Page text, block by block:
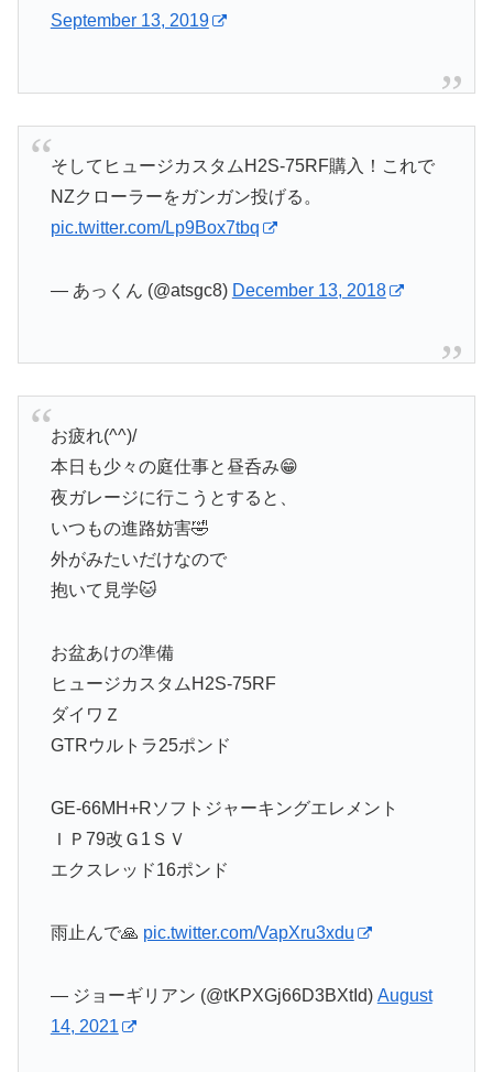
September 13, 2019
そしてヒュージカスタムH2S-75RF購入！これで
NZクローラーをガンガン投げる。
pic.twitter.com/Lp9Box7tbq
— あっくん (@atsgc8) December 13, 2018
お疲れ(^^)/
本日も少々の庭仕事と昼呑み😁
夜ガレージに行こうとすると、
いつもの進路妨害🤣
外がみたいだけなので
抱いて見学🐱
お盆あけの準備
ヒュージカスタムH2S-75RF
ダイワＺ
GTRウルトラ25ポンド
GE-66MH+Rソフトジャーキングエレメント
ＩＰ79改Ｇ1ＳＶ
エクスレッド16ポンド
雨止んで🙏 pic.twitter.com/VapXru3xdu
— ジョーギリアン (@tKPXGj66D3BXtId) August
14, 2021